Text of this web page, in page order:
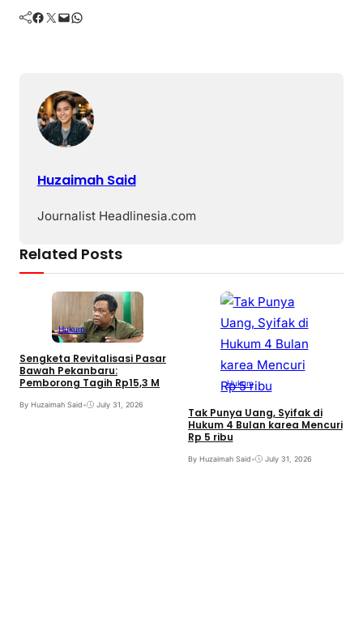
Facebook Twitter Mail WhatsApp
Huzaimah Said
Journalist Headlinesia.com
Related Posts
Hukum
Sengketa Revitalisasi Pasar
Bawah Pekanbaru:
Pemborong Tagih Rp15,3 M
By Huzaimah Said• July 31, 2026
Hukum
Tak Punya Uang, Syifak di
Hukum 4 Bulan karea Mencuri
Rp 5 ribu
By Huzaimah Said• July 31, 2026